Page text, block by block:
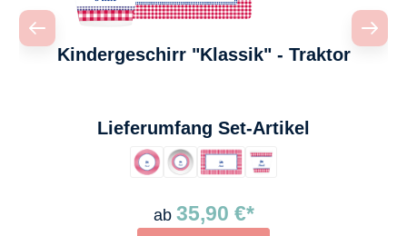
Kindergeschirr "Klassik" - Traktor
Lieferumfang Set-Artikel
ab 35,90 €*